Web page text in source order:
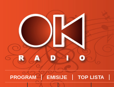
PROGRAM EMISIJE TOP LISTA